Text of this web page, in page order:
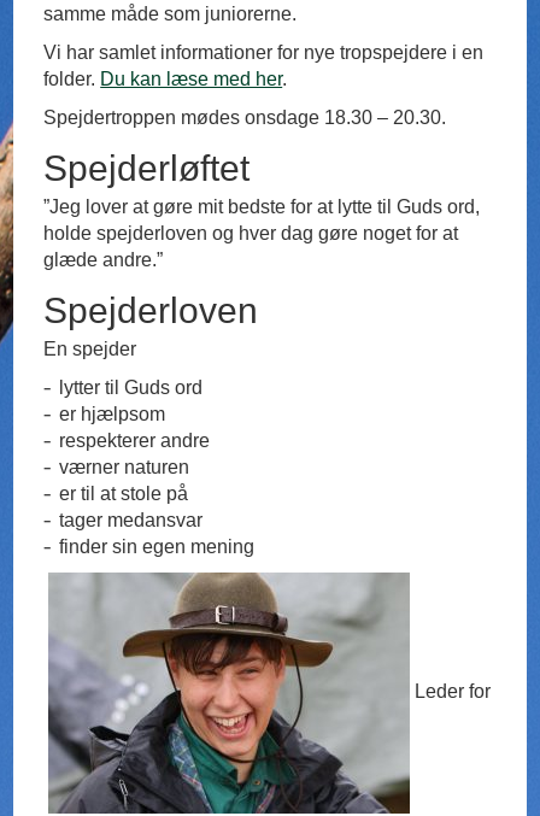
samme måde som juniorerne.
Vi har samlet informationer for nye tropspejdere i en
folder. Du kan læse med her.
Spejdertroppen mødes onsdage 18.30 – 20.30.
Spejderløftet
”Jeg lover at gøre mit bedste for at lytte til Guds ord,
holde spejderloven og hver dag gøre noget for at
glæde andre.”
Spejderloven
En spejder
lytter til Guds ord
er hjælpsom
respekterer andre
værner naturen
er til at stole på
tager medansvar
finder sin egen mening
Leder for